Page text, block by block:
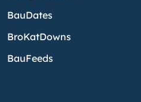
BauDates
BroKatDowns
BauFeeds